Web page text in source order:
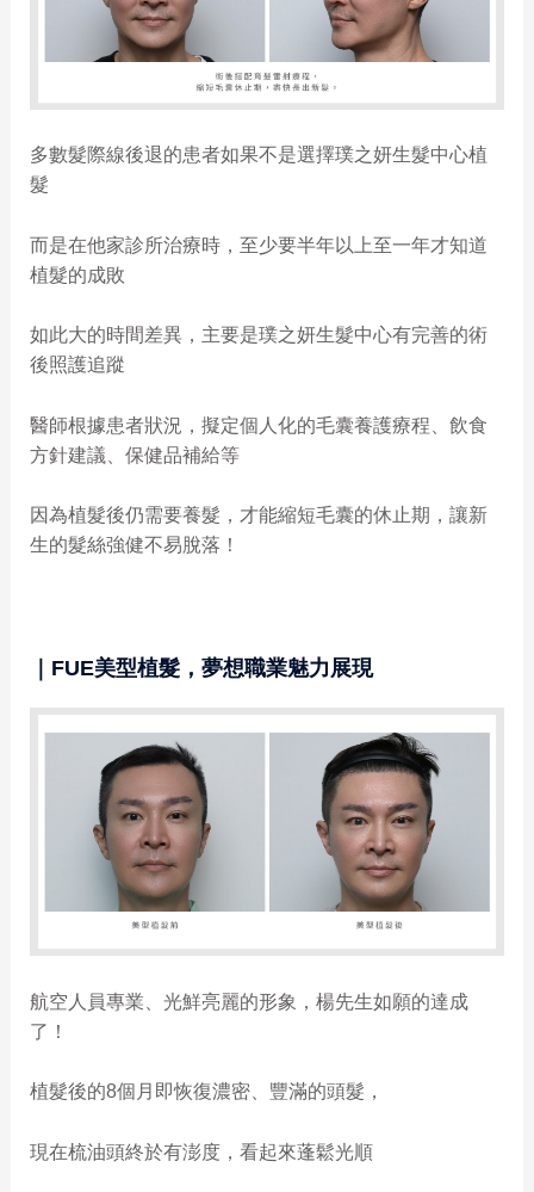
多數髮際線後退的患者如果不是選擇璞之妍生髮中心植
髮
而是在他家診所治療時，至少要半年以上至一年才知道
植髮的成敗
如此大的時間差異，主要是璞之妍生髮中心有完善的術
後照護追蹤
醫師根據患者狀況，擬定個人化的毛囊養護療程、飲食
方針建議、保健品補給等
因為植髮後仍需要養髮，才能縮短毛囊的休止期，讓新
生的髮絲強健不易脫落！
｜FUE美型植髮，夢想職業魅力展現
航空人員專業、光鮮亮麗的形象，楊先生如願的達成
了！
植髮後的8個月即恢復濃密、豐滿的頭髮，
現在梳油頭終於有澎度，看起來蓬鬆光順